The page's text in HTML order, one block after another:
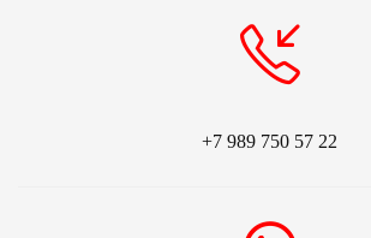
+7 989 750 57 22